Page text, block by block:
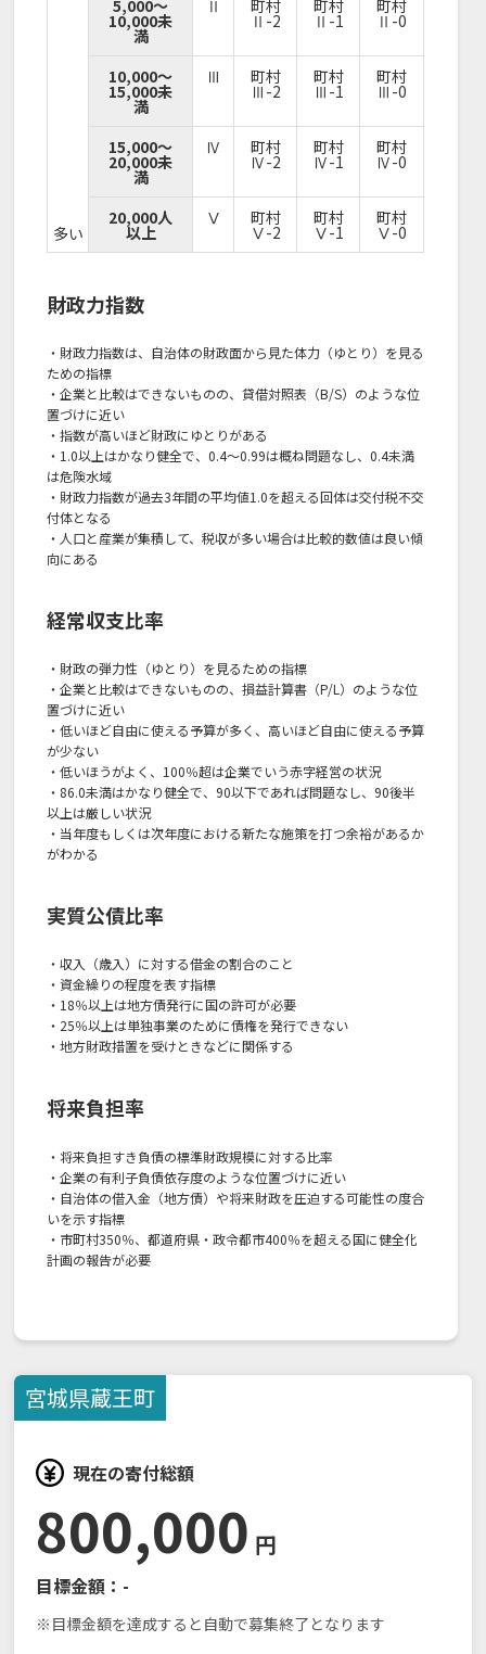
多い
5,000～
10,000未
満
Ⅱ 町村
Ⅱ-2
町村
Ⅱ-1
町村
Ⅱ-0
10,000～
15,000未
満
Ⅲ 町村
Ⅲ-2
町村
Ⅲ-1
町村
Ⅲ-0
15,000～
20,000未
満
Ⅳ 町村
Ⅳ-2
町村
Ⅳ-1
町村
Ⅳ-0
20,000人
以上
Ⅴ 町村
Ⅴ-2
町村
Ⅴ-1
町村
Ⅴ-0
財政力指数
・財政力指数は、自治体の財政面から見た体力（ゆとり）を見る
ための指標
・企業と比較はできないものの、貸借対照表（B/S）のような位
置づけに近い
・指数が高いほど財政にゆとりがある
・1.0以上はかなり健全で、0.4～0.99は概ね問題なし、0.4未満
は危険水域
・財政力指数が過去3年間の平均値1.0を超える回体は交付税不交
付体となる
・人口と産業が集積して、税収が多い場合は比較的数値は良い傾
向にある
経常収支比率
・財政の弾力性（ゆとり）を見るための指標
・企業と比較はできないものの、損益計算書（P/L）のような位
置づけに近い
・低いほど自由に使える予算が多く、高いほど自由に使える予算
が少ない
・低いほうがよく、100％超は企業でいう赤字経営の状況
・86.0未満はかなり健全で、90以下であれば問題なし、90後半
以上は厳しい状況
・当年度もしくは次年度における新たな施策を打つ余裕があるか
がわかる
実質公債比率
・収入（歳入）に対する借金の割合のこと
・資金繰りの程度を表す指標
・18％以上は地方債発行に国の許可が必要
・25％以上は単独事業のために債権を発行できない
・地方財政措置を受けときなどに関係する
将来負担率
・将来負担すき負債の標準財政規模に対する比率
・企業の有利子負債依存度のような位置づけに近い
・自治体の借入金（地方債）や将来財政を圧迫する可能性の度合
いを示す指標
・市町村350％、都道府県・政令都市400％を超える国に健全化
計画の報告が必要
宮城県蔵王町
現在の寄付総額
800,000 円
目標金額： -
※目標金額を達成すると自動で募集終了となります